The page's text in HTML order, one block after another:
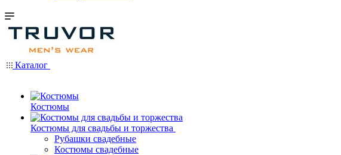
Каталог
Костюмы
Костюмы для свадьбы и торжества
Рубашки свадебные
Костюмы свадебные